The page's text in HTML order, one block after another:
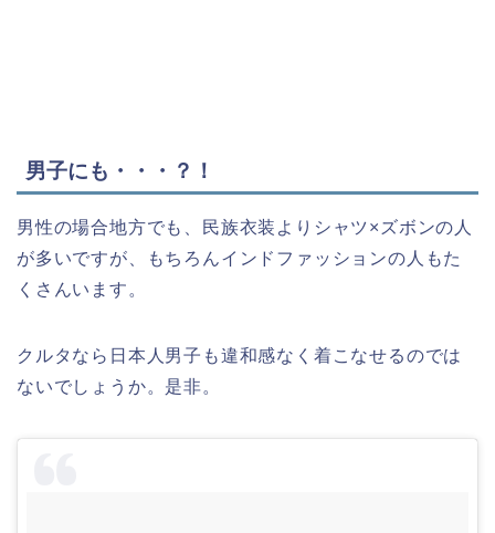
男子にも・・・？！
男性の場合地方でも、民族衣装よりシャツ×ズボンの人
が多いですが、もちろんインドファッションの人もた
くさんいます。
クルタなら日本人男子も違和感なく着こなせるのでは
ないでしょうか。是非。